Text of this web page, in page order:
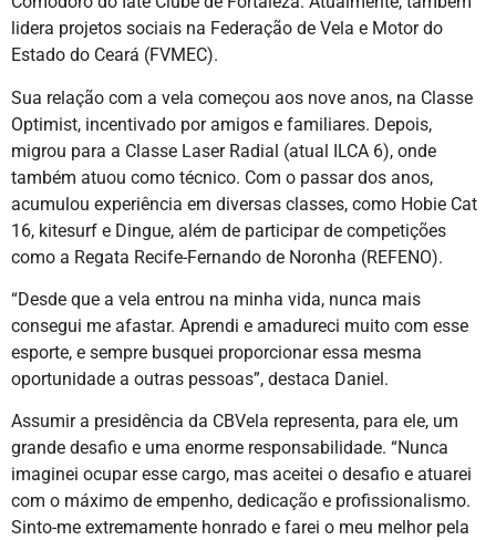
lidera projetos sociais na Federação de Vela e Motor do
Estado do Ceará (FVMEC).
Sua relação com a vela começou aos nove anos, na Classe
Optimist, incentivado por amigos e familiares. Depois,
migrou para a Classe Laser Radial (atual ILCA 6), onde
também atuou como técnico. Com o passar dos anos,
acumulou experiência em diversas classes, como Hobie Cat
16, kitesurf e Dingue, além de participar de competições
como a Regata Recife-Fernando de Noronha (REFENO).
“Desde que a vela entrou na minha vida, nunca mais
consegui me afastar. Aprendi e amadureci muito com esse
esporte, e sempre busquei proporcionar essa mesma
oportunidade a outras pessoas”, destaca Daniel.
Assumir a presidência da CBVela representa, para ele, um
grande desafio e uma enorme responsabilidade. “Nunca
imaginei ocupar esse cargo, mas aceitei o desafio e atuarei
com o máximo de empenho, dedicação e profissionalismo.
Sinto-me extremamente honrado e farei o meu melhor pela